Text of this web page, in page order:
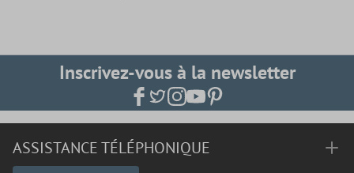
Inscrivez-vous à la newsletter
ASSISTANCE TÉLÉPHONIQUE